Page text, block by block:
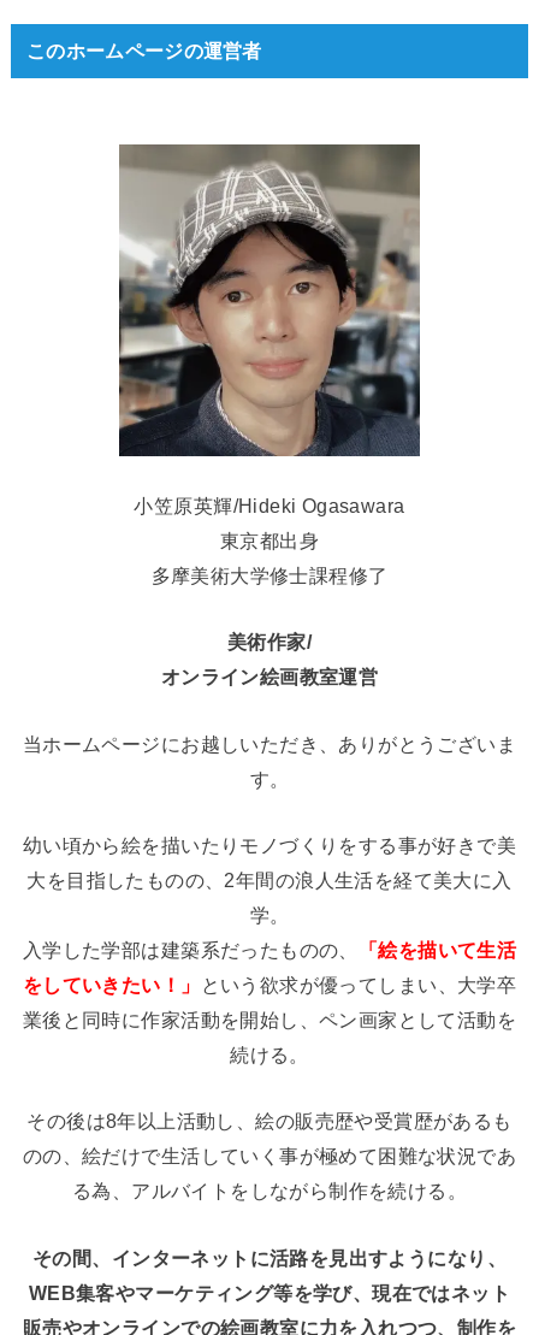
このホームページの運営者
小笠原英輝/Hideki Ogasawara
東京都出身
多摩美術大学修士課程修了
美術作家/
オンライン絵画教室運営
当ホームページにお越しいただき、ありがとうございま
す。
幼い頃から絵を描いたりモノづくりをする事が好きで美
大を目指したものの、2年間の浪人生活を経て美大に入
学。
入学した学部は建築系だったものの、
「絵を描いて生活
をしていきたい！」
という欲求が優ってしまい、大学卒
業後と同時に作家活動を開始し、ペン画家として活動を
続ける。
その後は8年以上活動し、絵の販売歴や受賞歴があるも
のの、絵だけで生活していく事が極めて困難な状況であ
る為、アルバイトをしながら制作を続ける。
その間、インターネットに活路を見出すようになり、
WEB集客やマーケティング等を学び、現在ではネット
販売やオンラインでの絵画教室に力を入れつつ、制作を